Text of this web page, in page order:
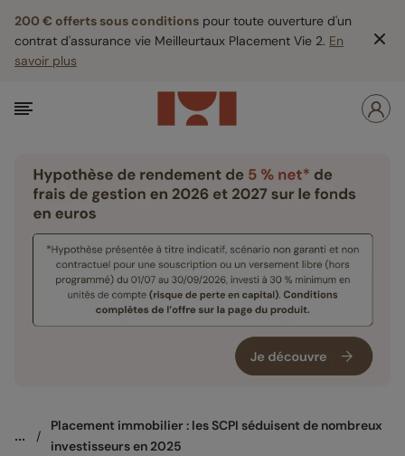
200 € offerts sous conditions pour toute ouverture d'un
contrat d'assurance vie Meilleurtaux Placement Vie 2. En
savoir plus
... /
Placement immobilier : les SCPI séduisent de nombreux
investisseurs en 2025